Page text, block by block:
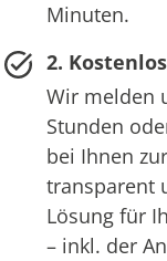
Minuten.
2.
Wir melden
Stunden
bei Ihnen
transparent
Lösung für
– inkl. der